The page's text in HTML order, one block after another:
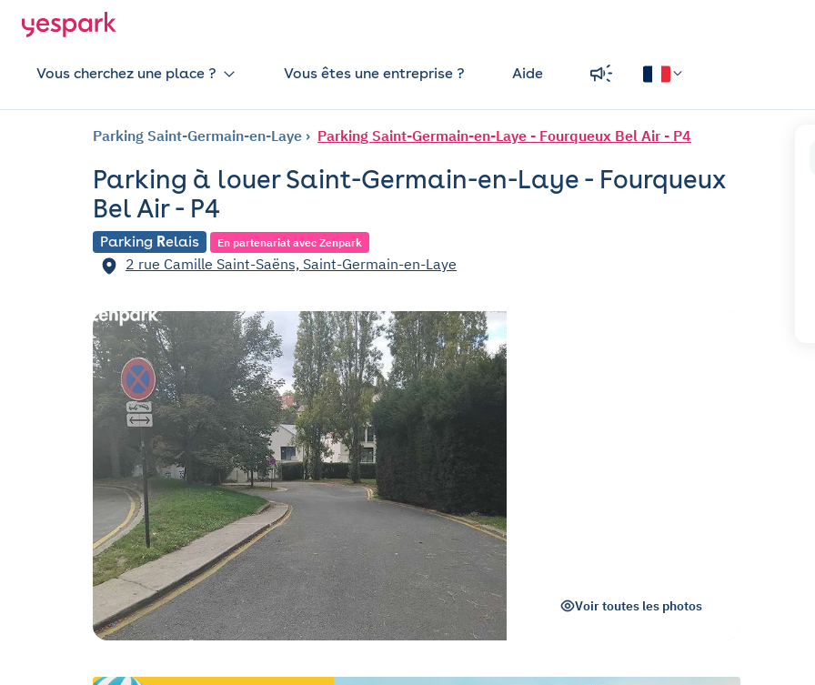
Vous cherchez une place ? Vous êtes une entreprise ? Aide
Parking Saint-Germain-en-Laye Parking Saint-Germain-en-Laye - Fourqueux Bel Air - P4
Parking à louer Saint-Germain-en-Laye - Fourqueux
Bel Air - P4
Parking Relais En partenariat avec Zenpark
2 rue Camille Saint-Saëns, Saint-Germain-en-Laye
Voir toutes les photos